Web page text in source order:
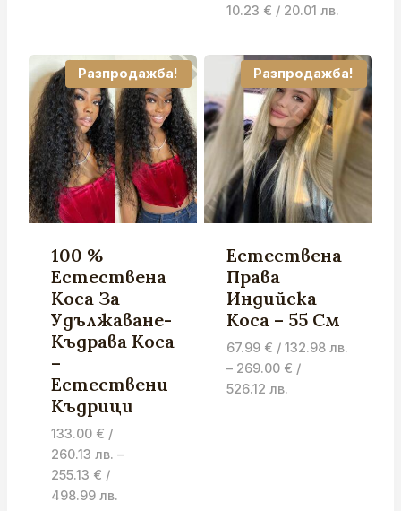
132.98 лв.
through
269.00 €
/
526.12 лв.
10.23 € / 20.01 лв.Price
8.69 €
/
17.00 лв.
through
10.23 €
20.01 лв.
Разпродажба!
100 %
Естествена
Коса За
Удължаване-
Къдрава Коса
–
Естествени
Къдрици
133.00 € /
260.13 лв. –
255.13 € /
498.99 лв.Price
Разпродажба!
Естествена
Права
Индийска
Коса – 55 См
67.99 € / 132.98 лв.
– 269.00 € /
526.12 лв.Price